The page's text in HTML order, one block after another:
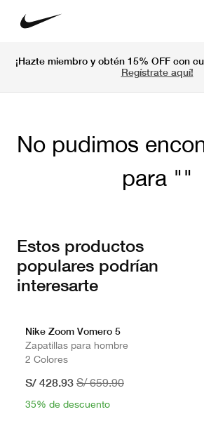
¡Hazte miembro y obtén 15% OFF con
Regístrate aquí!
No pudimos
para
Estos productos
populares podrían
interesarte
Nike Zoom Vomero 5
Zapatillas para hombre
2 Colores
S/ 428.93 S/ 659.90
35% de descuento